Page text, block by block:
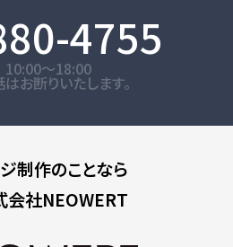
4755
10:00～18:00
お断りいたします。
制作のことなら
会社NEOWERT